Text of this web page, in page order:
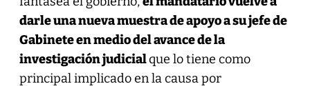
darle una nueva muestra de apoyo a su jefe de
Gabinete en medio del avance de la
investigación judicialque lo tiene como
principal implicado en la causa por